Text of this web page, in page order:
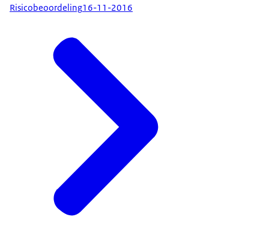
Risicobeoordeling16-11-2016